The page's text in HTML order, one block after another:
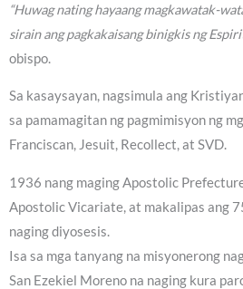
“Huwag nating hayaang magkawatak-
sirain ang pagkakaisang binigkis ng
obispo.
Sa kasaysayan, nagsimula ang
sa pamamagitan ng pagmimisyon ng
Franciscan, Jesuit, Recollect, at SVD.
1936 nang maging Apostolic
Apostolic Vicariate, at makalipas ang
naging diyosesis.
Isa sa mga tanyang na misyonerong
San Ezekiel Moreno na naging kura